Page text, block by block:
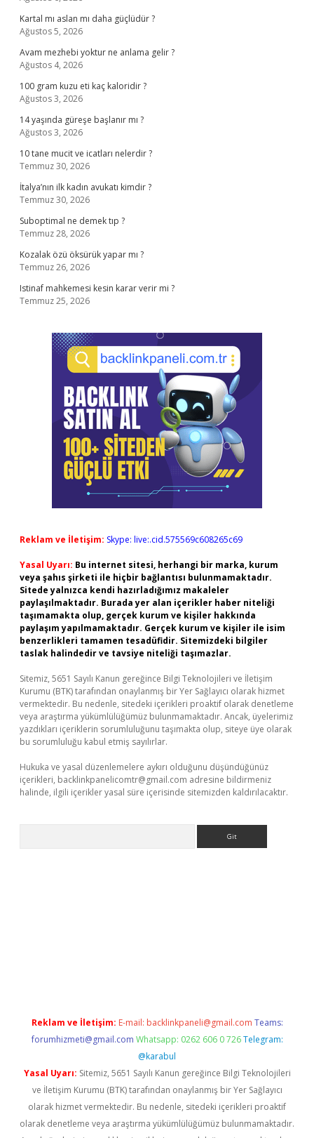
Kartal mı aslan mı daha güçlüdür ?
Ağustos 5, 2026
Avam mezhebi yoktur ne anlama gelir ?
Ağustos 4, 2026
100 gram kuzu eti kaç kaloridir ?
Ağustos 3, 2026
14 yaşında güreşe başlanır mı ?
Ağustos 3, 2026
10 tane mucit ve icatları nelerdir ?
Temmuz 30, 2026
İtalya’nın ilk kadın avukatı kimdir ?
Temmuz 30, 2026
Suboptimal ne demek tıp ?
Temmuz 28, 2026
Kozalak özü öksürük yapar mı ?
Temmuz 26, 2026
Istinaf mahkemesi kesin karar verir mi ?
Temmuz 25, 2026
Reklam ve İletişim: Skype: live:.cid.575569c608265c69
Yasal Uyarı: Bu internet sitesi, herhangi bir marka, kurum
veya şahıs şirketi ile hiçbir bağlantısı bulunmamaktadır.
Sitede yalnızca kendi hazırladığımız makaleler
paylaşılmaktadır. Burada yer alan içerikler haber niteliği
taşımamakta olup, gerçek kurum ve kişiler hakkında
paylaşım yapılmamaktadır. Gerçek kurum ve kişiler ile isim
benzerlikleri tamamen tesadüfidir. Sitemizdeki bilgiler
taslak halindedir ve tavsiye niteliği taşımazlar.
Sitemiz, 5651 Sayılı Kanun gereğince Bilgi Teknolojileri ve İletişim
Kurumu (BTK) tarafından onaylanmış bir Yer Sağlayıcı olarak hizmet
vermektedir. Bu nedenle, sitedeki içerikleri proaktif olarak denetleme
veya araştırma yükümlülüğümüz bulunmamaktadır. Ancak, üyelerimiz
yazdıkları içeriklerin sorumluluğunu taşımakta olup, siteye üye olarak
bu sorumluluğu kabul etmiş sayılırlar.
Hukuka ve yasal düzenlemelere aykırı olduğunu düşündüğünüz
içerikleri, backlinkpanelicomtr@gmail.com adresine bildirmeniz
halinde, ilgili içerikler yasal süre içerisinde sitemizden kaldırılacaktır.
Reklam ve İletişim: E-mail: backlinkpaneli@gmail.com Teams:
forumhizmeti@gmail.com Whatsapp: 0262 606 0 726 Telegram:
@karabul
Yasal Uyarı: Sitemiz, 5651 Sayılı Kanun gereğince Bilgi Teknolojileri
ve İletişim Kurumu (BTK) tarafından onaylanmış bir Yer Sağlayıcı
olarak hizmet vermektedir. Bu nedenle, sitedeki içerikleri proaktif
olarak denetleme veya araştırma yükümlülüğümüz bulunmamaktadır.